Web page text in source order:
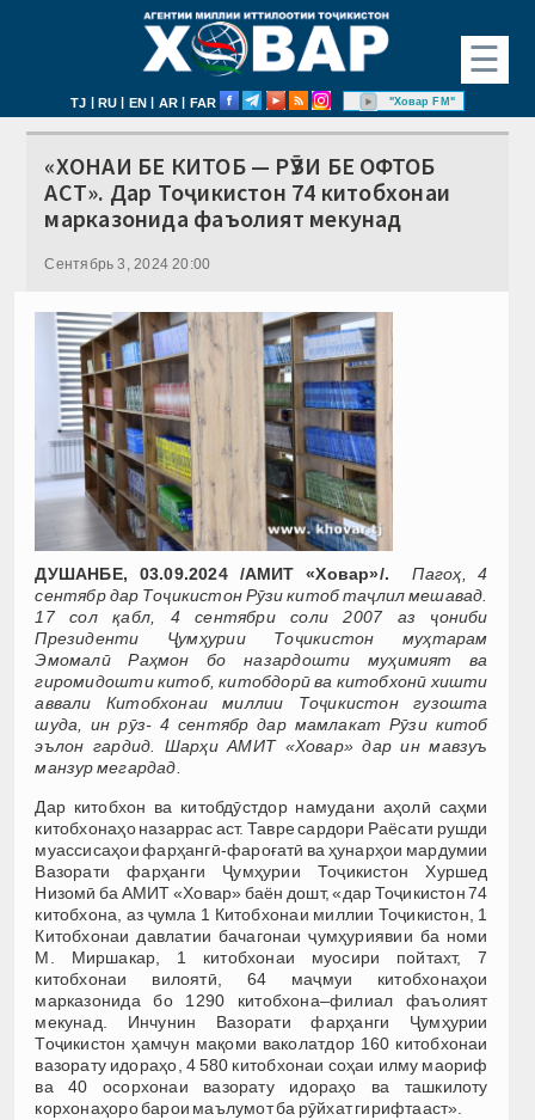
☰
TJ | RU | EN | AR | FAR "Ховар FM"
«ХОНАИ БЕ КИТОБ — РӮЗИ БЕ ОФТОБ
АСТ». Дар Тоҷикистон 74 китобхонаи
марказонида фаъолият мекунад
Сентябрь 3, 2024 20:00
ДУШАНБЕ, 03.09.2024 /АМИТ «Ховар»/.
Пагоҳ, 4
сентябр дар Тоҷикистон Рӯзи китоб таҷлил мешавад.
17 сол қабл, 4 сентябри соли 2007 аз ҷониби
Президенти Ҷумҳурии Тоҷикистон муҳтарам
Эмомалӣ Раҳмон бо назардошти муҳимият ва
гиромидошти китоб, китобдорӣ ва китобхонӣ хишти
аввали Китобхонаи миллии Тоҷикистон гузошта
шуда, ин рӯз- 4 сентябр дар мамлакат Рӯзи китоб
эълон гардид. Шарҳи АМИТ «Ховар» дар ин мавзуъ
манзур мегардад.
Дар китобхон ва китобдӯстдор намудани аҳолӣ саҳми
китобхонаҳо назаррас аст. Тавре сардори Раёсати рушди
муассисаҳои фарҳангӣ-фароғатӣ ва ҳунарҳои мардумии
Вазорати фарҳанги Ҷумҳурии Тоҷикистон Хуршед
Низомӣ ба АМИТ «Ховар» баён дошт, «дар Тоҷикистон 74
китобхона, аз ҷумла 1 Китобхонаи миллии Тоҷикистон, 1
Китобхонаи давлатии бачагонаи ҷумҳуриявии ба номи
М. Миршакар, 1 китобхонаи муосири пойтахт, 7
китобхонаи вилоятӣ, 64 маҷмуи китобхонаҳои
марказонида бо 1290 китобхона–филиал фаъолият
мекунад. Инчунин Вазорати фарҳанги Ҷумҳурии
Тоҷикистон ҳамчун мақоми ваколатдор 160 китобхонаи
вазорату идораҳо, 4 580 китобхонаи соҳаи илму маориф
ва 40 осорхонаи вазорату идораҳо ва ташкилоту
корхонаҳоро барои маълумот ба рӯйхат гирифтааст».